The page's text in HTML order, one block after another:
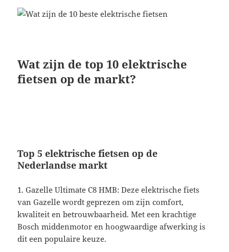
Wat zijn de top 10 elektrische
fietsen op de markt?
Top 5 elektrische fietsen op de
Nederlandse markt
1. Gazelle Ultimate C8 HMB: Deze elektrische fiets
van Gazelle wordt geprezen om zijn comfort,
kwaliteit en betrouwbaarheid. Met een krachtige
Bosch middenmotor en hoogwaardige afwerking is
dit een populaire keuze.